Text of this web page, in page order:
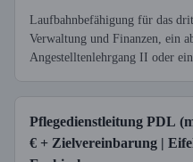
Laufbahnbefähigung für das
Verwaltung und Finanzen, ein
Angestelltenlehrgang II oder
Pflegedienstleitung PDL
€ + Zielvereinbarung |